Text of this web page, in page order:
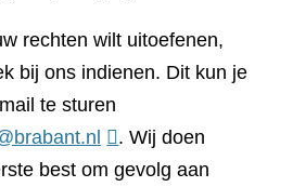
rechten wilt uitoefenen,
bij ons indienen. Dit kun je
te sturen
. Wij doen
best om gevolg aan